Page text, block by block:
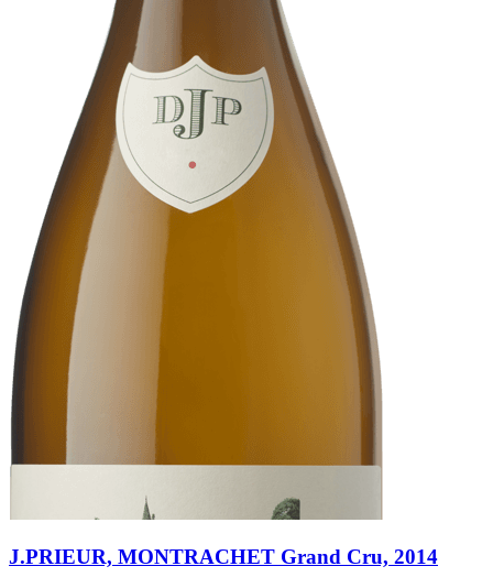
J.PRIEUR, MONTRACHET Grand Cru, 2014